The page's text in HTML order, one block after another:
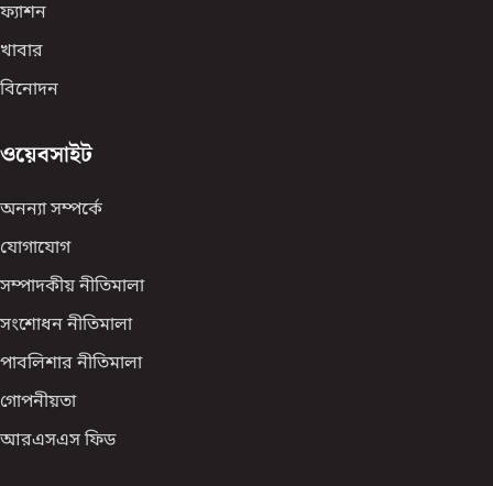
ফ্যাশন
খাবার
বিনোদন
ওয়েবসাইট
অনন্যা সম্পর্কে
যোগাযোগ
সম্পাদকীয় নীতিমালা
সংশোধন নীতিমালা
পাবলিশার নীতিমালা
গোপনীয়তা
আরএসএস ফিড